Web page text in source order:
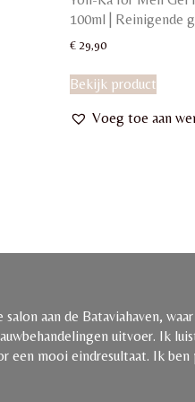
100ml | Reinigende
€ 29,90
Bekijk product
Voeg toe aan
aan de Bataviahaven,
uitvoer. Ik
een mooi eindresultaat. Ik ben